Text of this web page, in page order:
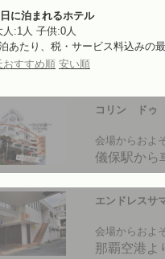
に泊まれるホテル
:1人 子供:0人
たり、税・サービス料込みの
おすすめ順 安い順
コリン ドゥ
会場からおよ
儀保駅から
エンドレスサ
会場からおよ
那覇空港よ